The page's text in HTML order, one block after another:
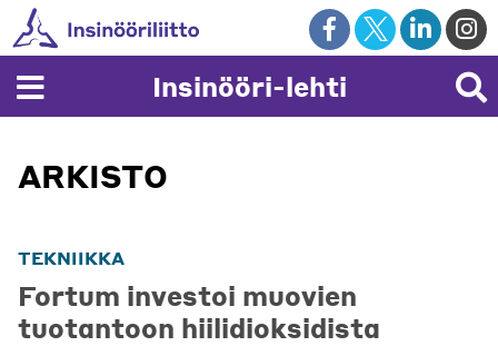
Skip
to
content
Insinööri-lehti
ARKISTO
TEKNIIKKA
Fortum investoi muovien
tuotantoon hiilidioksidista